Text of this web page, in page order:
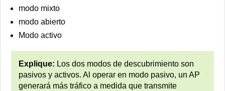
modo mixto
modo abierto
Modo activo
Explique: Los dos modos de descubrimiento son
pasivos y activos. Al operar en modo pasivo, un AP
generará más tráfico a medida que transmite